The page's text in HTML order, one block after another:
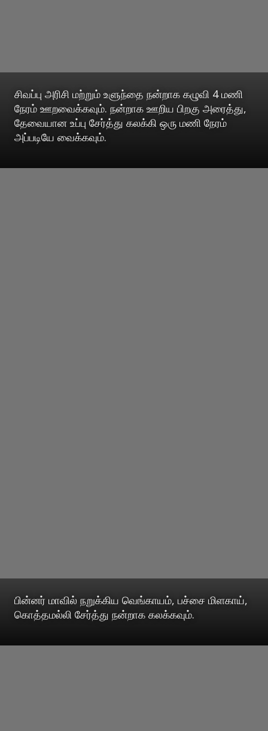
சிவப்பு அரிசி மற்றும் உளுந்தை நன்றாக கழுவி 4 மணி
நேரம் ஊறவைக்கவும். நன்றாக ஊறிய பிறகு அரைத்து,
தேவையான உப்பு சேர்த்து கலக்கி ஒரு மணி நேரம்
அப்படியே வைக்கவும்.
பின்னர் மாவில் நறுக்கிய வெங்காயம், பச்சை மிளகாய்,
கொத்தமல்லி சேர்த்து நன்றாக கலக்கவும்.